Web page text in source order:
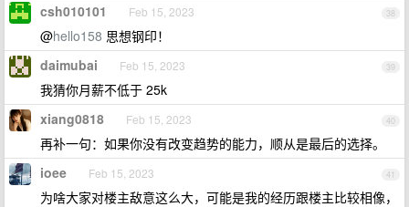
38
csh010101 Feb 15, 2023
@hello158 思想钢印！
39
daimubai Feb 15, 2023
我猜你月薪不低于 25k
40
xiang0818 Feb 15, 2023
再补一句：如果你没有改变趋势的能力，顺从是最后的选择。
41
ioee Feb 15, 2023
为啥大家对楼主敌意这么大，可能是我的经历跟楼主比较相像，